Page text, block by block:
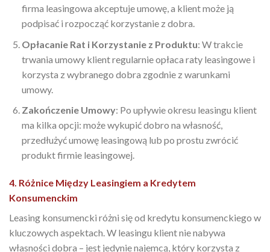
firma leasingowa akceptuje umowę, a klient może ją
podpisać i rozpocząć korzystanie z dobra.
Opłacanie Rat i Korzystanie z Produktu: W trakcie
trwania umowy klient regularnie opłaca raty leasingowe i
korzysta z wybranego dobra zgodnie z warunkami
umowy.
Zakończenie Umowy: Po upływie okresu leasingu klient
ma kilka opcji: może wykupić dobro na własność,
przedłużyć umowę leasingową lub po prostu zwrócić
produkt firmie leasingowej.
4. Różnice Między Leasingiem a Kredytem
Konsumenckim
Leasing konsumencki różni się od kredytu konsumenckiego w
kluczowych aspektach. W leasingu klient nie nabywa
własności dobra – jest jedynie najemcą, który korzysta z